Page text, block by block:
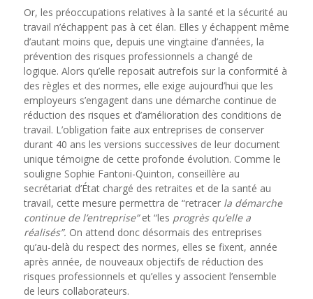
Or, les préoccupations relatives à la santé et la sécurité au
travail n’échappent pas à cet élan. Elles y échappent même
d’autant moins que, depuis une vingtaine d’années, la
prévention des risques professionnels a changé de
logique. Alors qu’elle reposait autrefois sur la conformité à
des règles et des normes, elle exige aujourd’hui que les
employeurs s’engagent dans une démarche continue de
réduction des risques et d’amélioration des conditions de
travail. L’obligation faite aux entreprises de conserver
durant 40 ans les versions successives de leur document
unique témoigne de cette profonde évolution. Comme le
souligne Sophie Fantoni-Quinton, conseillère au
secrétariat d’État chargé des retraites et de la santé au
travail, cette mesure permettra de “retracerla démarche
continue de l’entreprise”et “les progrès qu’elle a
réalisés”. On attend donc désormais des entreprises
qu’au-delà du respect des normes, elles se fixent, année
après année, de nouveaux objectifs de réduction des
risques professionnels et qu’elles y associent l’ensemble
de leurs collaborateurs.